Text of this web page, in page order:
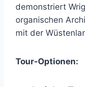
demonstriert
organischen
mit der
Tour-Optionen: